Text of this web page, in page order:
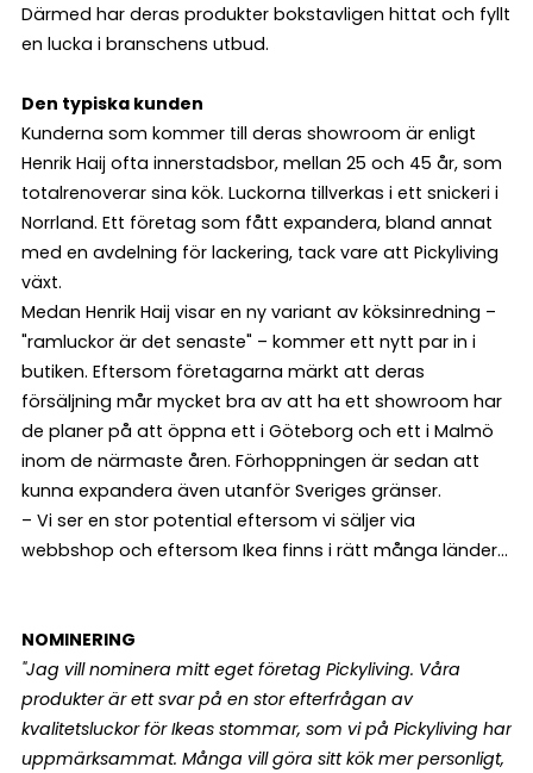
Därmed har deras produkter bokstavligen hittat och fyllt
en lucka i branschens utbud.
Den typiska kunden
Kunderna som kommer till deras showroom är enligt
Henrik Haij ofta innerstadsbor, mellan 25 och 45 år, som
totalrenoverar sina kök. Luckorna tillverkas i ett snickeri i
Norrland. Ett företag som fått expandera, bland annat
med en avdelning för lackering, tack vare att Pickyliving
växt.
Medan Henrik Haij visar en ny variant av köksinredning –
"ramluckor är det senaste" – kommer ett nytt par in i
butiken. Eftersom företagarna märkt att deras
försäljning mår mycket bra av att ha ett showroom har
de planer på att öppna ett i Göteborg och ett i Malmö
inom de närmaste åren. Förhoppningen är sedan att
kunna expandera även utanför Sveriges gränser.
– Vi ser en stor potential eftersom vi säljer via
webbshop och eftersom Ikea finns i rätt många länder…
NOMINERING
"Jag vill nominera mitt eget företag Pickyliving. Våra
produkter är ett svar på en stor efterfrågan av
kvalitetsluckor för Ikeas stommar, som vi på Pickyliving har
uppmärksammat. Många vill göra sitt kök mer personligt,